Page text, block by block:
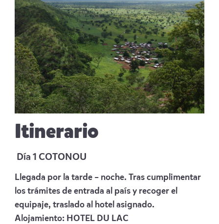
Itinerario
Día 1 COTONOU
Llegada por la tarde – noche. Tras cumplimentar
los trámites de entrada al país y recoger el
equipaje, traslado al hotel asignado.
Alojamiento: HOTEL DU LAC